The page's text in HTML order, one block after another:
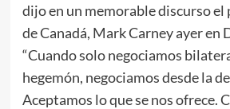
dijo en un memorable discurso
de Canadá, Mark Carney ayer en
“Cuando solo negociamos
hegemón, negociamos desde la
Aceptamos lo que se nos ofrece.